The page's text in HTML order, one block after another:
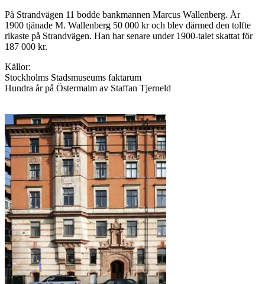
På Strandvägen 11 bodde bankmannen Marcus Wallenberg. År
1900 tjänade M. Wallenberg 50 000 kr och blev därmed den tolfte
rikaste på Strandvägen. Han har senare under 1900-talet skattat för
187 000 kr.
Källor:
Stockholms Stadsmuseums faktarum
Hundra år på Östermalm av Staffan Tjerneld